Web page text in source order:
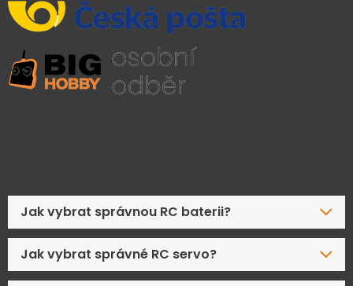
Jak vybrat správnou RC baterii?
Jak vybrat správné RC servo?